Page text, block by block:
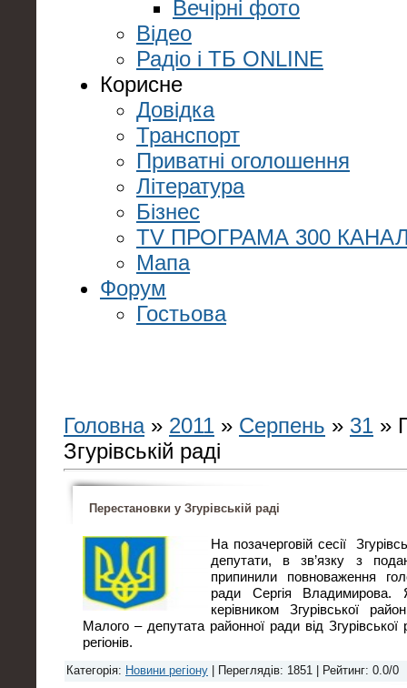
Вечірні фото
Відео
Радіо і ТБ ONLINE
Корисне
Довідка
Транспорт
Приватні оголошення
Література
Бізнес
TV ПРОГРАМА 300
Мапа
Форум
Гостьова
Головна» 2011 » Серпень » 31 »
Згурівській раді
Перестановки у Згурівській раді
На позачерговій сесії
депутати, в зв’язку з
припинили повноваження
ради Сергія Владимирова.
керівником Згурівської
Малого – депутата районної ради від Згурівської
регіонів.
Категорія: Новини регіону Переглядів: 1851 | Рейтинг: 0.0/0